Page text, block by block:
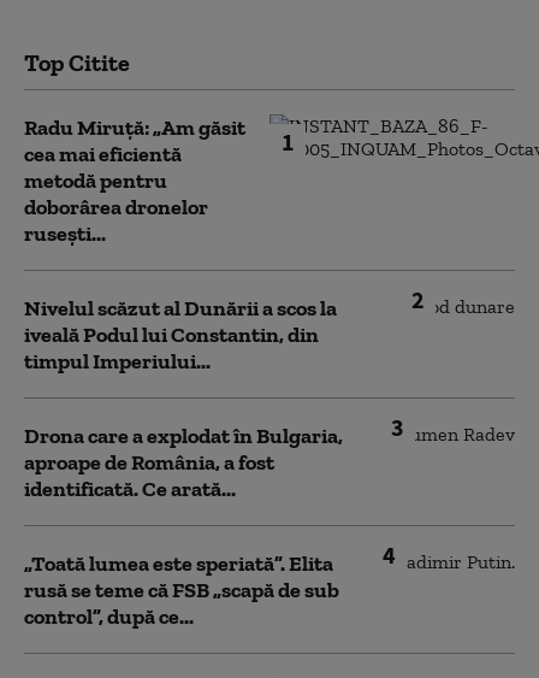
Top Citite
1
Radu Miruță: „Am găsit
cea mai eficientă
metodă pentru
doborârea dronelor
rusești...
2
Nivelul scăzut al Dunării a scos la
iveală Podul lui Constantin, din
timpul Imperiului...
3
Drona care a explodat în Bulgaria,
aproape de România, a fost
identificată. Ce arată...
4
„Toată lumea este speriată”. Elita
rusă se teme că FSB „scapă de sub
control”, după ce...